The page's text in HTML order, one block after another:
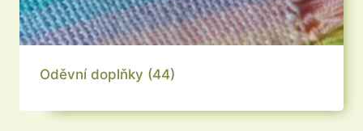
Oděvní doplňky (44)